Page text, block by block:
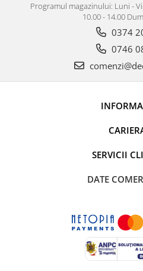
Programul magazinului: Luni -
10.00 - 14.00
0374
0746
SERVICII
DATE